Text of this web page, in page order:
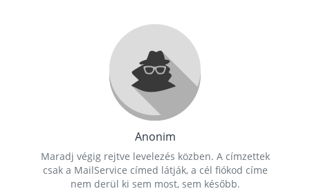
Anonim
Maradj végig rejtve levelezés közben. A címzettek
csak a MailService címed látják, a cél fiókod címe
nem derül ki sem most, sem később.